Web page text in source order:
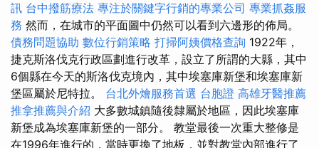
訊 台中撥筋療法 專注於關鍵字行銷的專業公司 專業抓姦服
務 然而，在城市的平面圖中仍然可以看到六邊形的佈局。
債務問題協助 數位行銷策略 打掃阿姨價格查詢 1922年，
捷克斯洛伐克行政區劃進行改革，設立了所謂的大縣，其中
6個縣在今天的斯洛伐克境內，其中埃塞庫新堡和埃塞庫新
堡區屬於尼特拉。 台北外燴服務首選 台胞證 高雄牙醫推薦
推拿推薦與介紹 大多數城鎮隨後隸屬於地區，因此埃塞庫
新堡成為埃塞庫新堡的一部分。 教堂最後一次重大整修是
在1996年進行的，當時更換了地板，並對教堂內部進行了